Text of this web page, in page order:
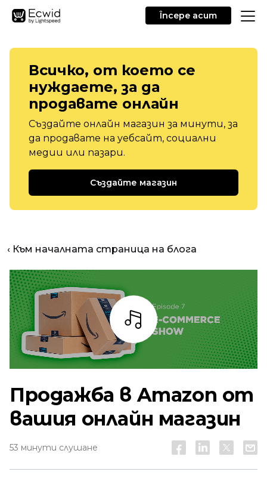
Începe acum
Всичко, от което се
нуждаете, за да
продавате онлайн
Създайте онлайн магазин за минути, за
да продавате на уебсайт, социални
медии или пазари.
Създайте магазин
‹ Към началната страница на блога
Слушай
Продажба в Amazon от
вашия онлайн магазин
53 минути слушане